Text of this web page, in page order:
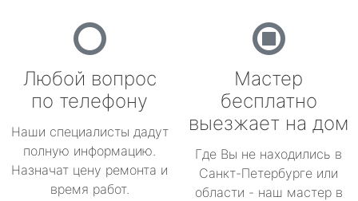
Любой вопрос
по телефону
Наши специалисты дадут
полную информацию.
Назначат цену ремонта и
время работ.
Мастер
бесплатно
выезжает на дом
Где Вы не находились в
Санкт-Петербурге или
области - наш мастер в